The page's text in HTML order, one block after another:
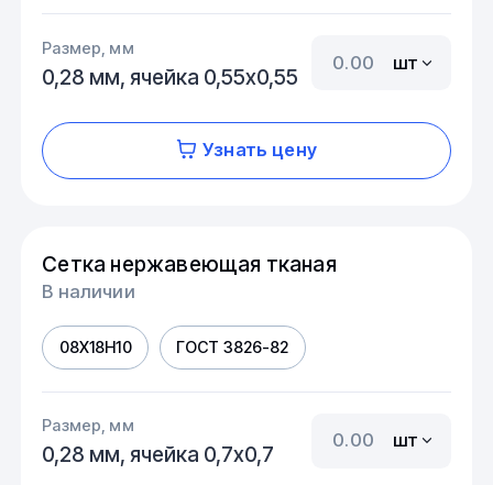
Размер, мм
0,28 мм, ячейка 0,55х0,55
шт
Узнать цену
Сетка нержавеющая тканая
В наличии
08Х18Н10 ГОСТ 3826-82
Размер, мм
0,28 мм, ячейка 0,7х0,7
шт